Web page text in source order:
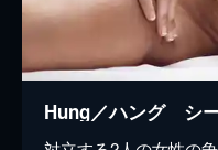
Hung／ハング シ